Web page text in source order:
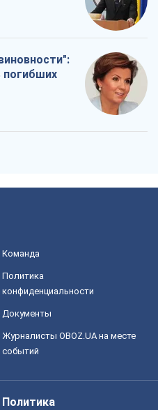
погибших
Команда
Политика
конфиденциальности
Документы
Журналисты OBOZ.UA на месте
событий
Политика